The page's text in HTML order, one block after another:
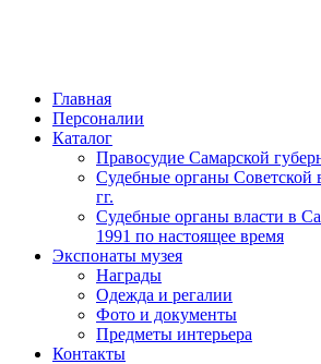
Главная
Персоналии
Каталог
Правосудие Самарской
Судебные органы Советской
гг.
Судебные органы власти в
1991 по настоящее время
Экспонаты музея
Награды
Одежда и регалии
Фото и документы
Предметы интерьера
Контакты